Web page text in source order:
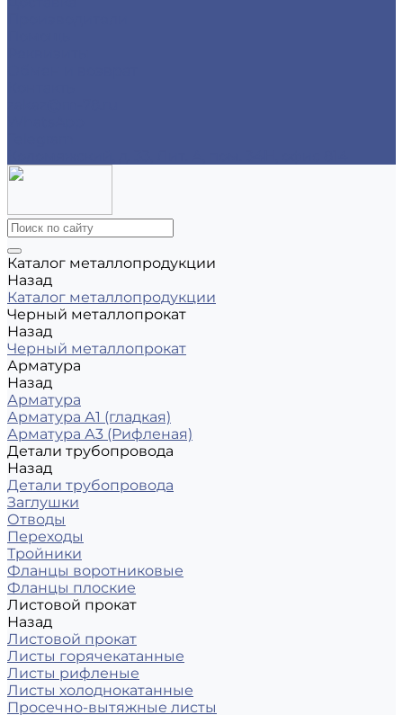
Каталог металлопродукции
Назад
Каталог металлопродукции
Черный металлопрокат
Назад
Черный металлопрокат
Арматура
Назад
Арматура
Арматура А1 (гладкая)
Арматура А3 (Рифленая)
Детали трубопровода
Назад
Детали трубопровода
Заглушки
Отводы
Переходы
Тройники
Фланцы воротниковые
Фланцы плоские
Листовой прокат
Назад
Листовой прокат
Листы горячекатанные
Листы рифленые
Листы холоднокатанные
Просечно-вытяжные листы